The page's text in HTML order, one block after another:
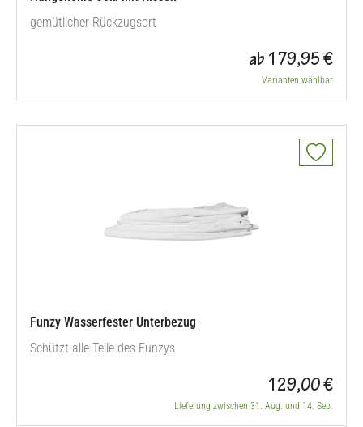
gemütlicher Rückzugsort
ab 179,95 €
Varianten wählbar
Funzy Wasserfester Unterbezug
Schützt alle Teile des Funzys
129,00 €
Lieferung zwischen 31. Aug. und 14. Sep.